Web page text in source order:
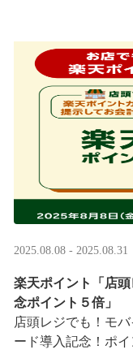
実りの秋らしいほ
涼しい店内で一足早
2025.08.08 - 2025.08.31
楽天ポイント「店
念ポイント５倍」
店頭レジでも！モ
ード導入記念！ポ